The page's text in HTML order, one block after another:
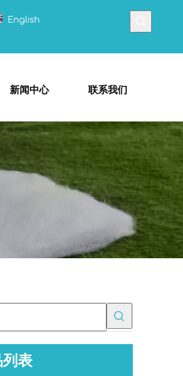
English
新闻中心 联系我们
表